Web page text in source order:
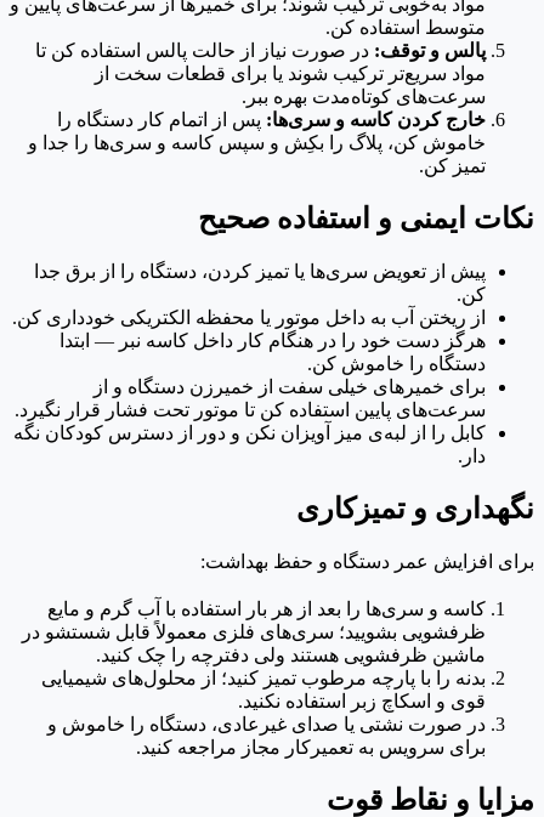
مواد به‌خوبی ترکیب شوند؛ برای خمیرها از سرعت‌های پایین و
متوسط استفاده کن.
پالس و توقف: در صورت نیاز از حالت پالس استفاده کن تا
مواد سریع‌تر ترکیب شوند یا برای قطعات سخت از
سرعت‌های کوتاه‌مدت بهره ببر.
خارج کردن کاسه و سری‌ها: پس از اتمام کار دستگاه را
خاموش کن، پلاگ را بکِش و سپس کاسه و سری‌ها را جدا و
تمیز کن.
نکات ایمنی و استفاده صحیح
پیش از تعویض سری‌ها یا تمیز کردن، دستگاه را از برق جدا
کن.
از ریختن آب به داخل موتور یا محفظه الکتریکی خودداری کن.
هرگز دست خود را در هنگام کار داخل کاسه نبر — ابتدا
دستگاه را خاموش کن.
برای خمیرهای خیلی سفت از خمیرزن دستگاه و از
سرعت‌های پایین استفاده کن تا موتور تحت فشار قرار نگیرد.
کابل را از لبه‌ی میز آویزان نکن و دور از دسترس کودکان نگه
دار.
نگهداری و تمیزکاری
برای افزایش عمر دستگاه و حفظ بهداشت:
کاسه و سری‌ها را بعد از هر بار استفاده با آب گرم و مایع
ظرفشویی بشویید؛ سری‌های فلزی معمولاً قابل شستشو در
ماشین ظرفشویی هستند ولی دفترچه را چک کنید.
بدنه را با پارچه مرطوب تمیز کنید؛ از محلول‌های شیمیایی
قوی و اسکاچ زبر استفاده نکنید.
در صورت نشتی یا صدای غیرعادی، دستگاه را خاموش و
برای سرویس به تعمیرکار مجاز مراجعه کنید.
مزایا و نقاط قوت